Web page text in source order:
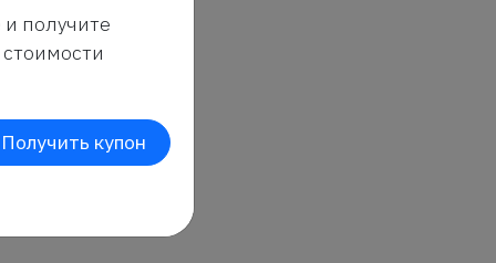
получите
стоимости
Получить купон